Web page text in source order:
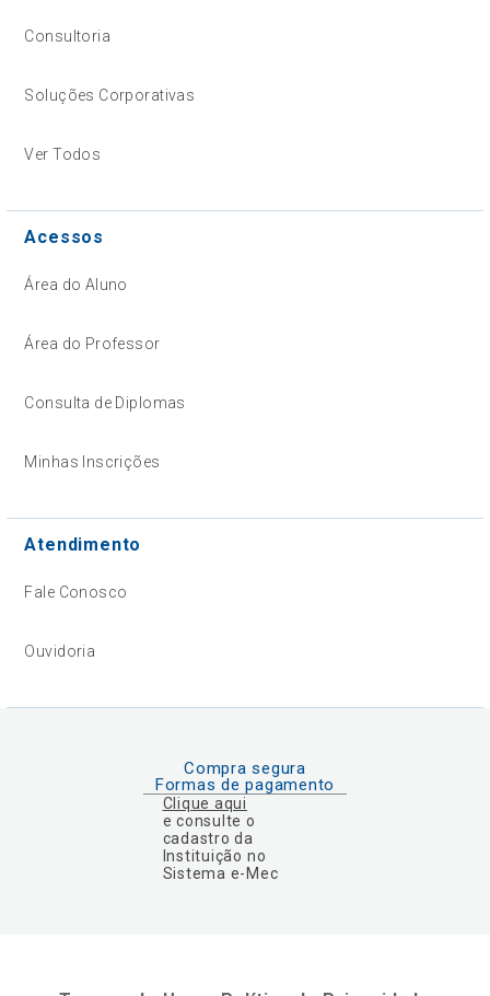
Consultoria
Soluções Corporativas
Ver Todos
Acessos
Área do Aluno
Área do Professor
Consulta de Diplomas
Minhas Inscrições
Atendimento
Fale Conosco
Ouvidoria
Compra segura
Formas de pagamento
Clique aqui
e consulte o
cadastro da
Instituição no
Sistema e-Mec